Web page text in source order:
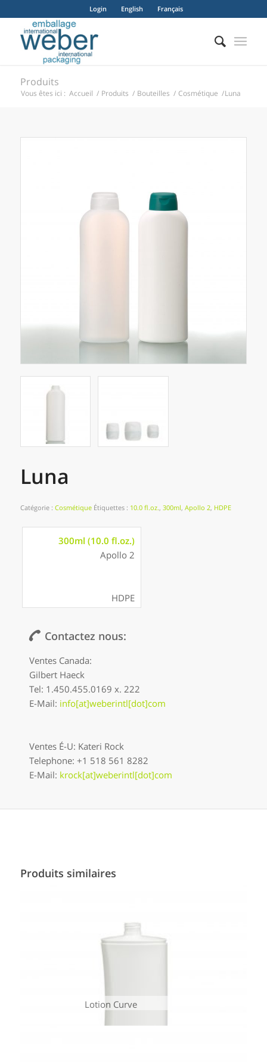
Login English Français
Produits
Vous êtes ici : Accueil / Produits / Bouteilles / Cosmétique /Luna
Luna
Catégorie : Cosmétique Étiquettes : 10.0 fl.oz., 300ml, Apollo 2, HDPE
300ml (10.0 fl.oz.)
Apollo 2
HDPE
Contactez nous:
Ventes Canada:
Gilbert Haeck
Tel: 1.450.455.0169 x. 222
E-Mail: info[at]weberintl[dot]com
Ventes É-U: Kateri Rock
Telephone: +1 518 561 8282
E-Mail: krock[at]weberintl[dot]com
Produits similaires
Lotion Curve